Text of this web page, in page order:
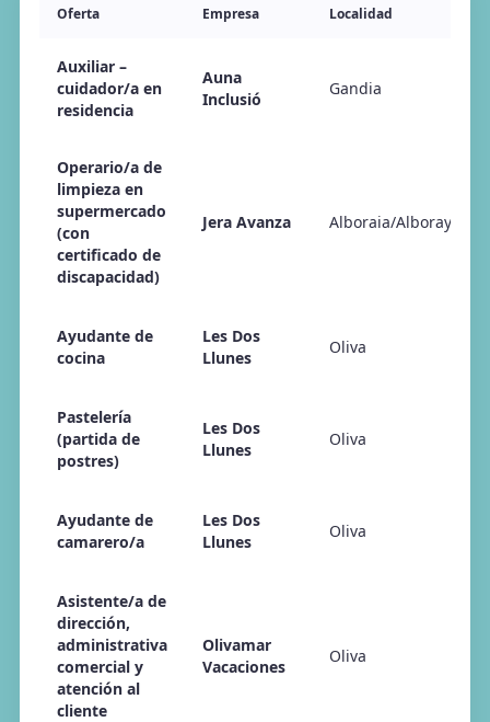
Oferta Empresa Localidad
Auxiliar –
cuidador/a en
residencia
Auna
Inclusió
Gandia
Operario/a de
limpieza en
supermercado
(con
certificado de
discapacidad)
Jera Avanza Alboraia/Alboraya
Ayudante de
cocina
Les Dos
Llunes
Oliva
Pastelería
(partida de
postres)
Les Dos
Llunes
Oliva
Ayudante de
camarero/a
Les Dos
Llunes
Oliva
Asistente/a de
dirección,
administrativa
comercial y
atención al
cliente
Olivamar
Vacaciones
Oliva